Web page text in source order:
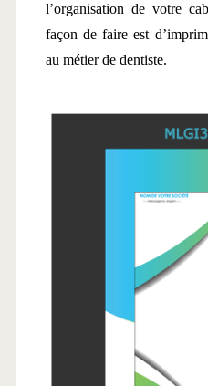
l’organisation de votre
façon de faire est
au métier de dentiste.